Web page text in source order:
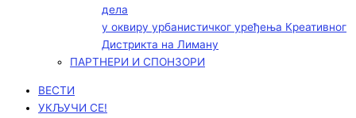
дела
у оквиру урбанистичког уређења Креативног
Дистрикта на Лиману
ПАРТНЕРИ И СПОНЗОРИ
ВЕСТИ
УКЉУЧИ СЕ!